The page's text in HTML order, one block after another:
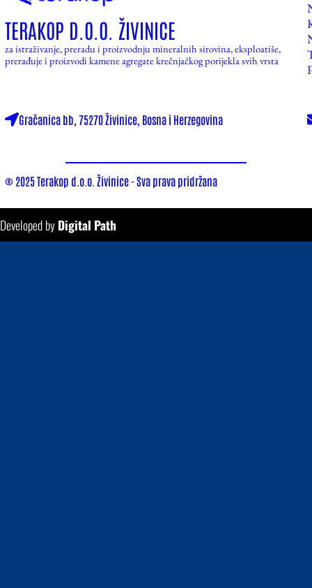
TERAKOP D.O.O. ŽIVINICE
za istraživanje, preradu i proizvodnju mineralnih sirovina, eksploatiše,
prerađuje i proizvodi kamene agregate krečnjačkog porijekla svih vrsta
Gračanica bb, 75270 Živinice, Bosna i Herzegovina
® 2025 Terakop d.o.o. Živinice - Sva prava pridržana
Developed byDigital Path